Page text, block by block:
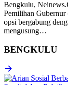
Bengkulu,
Pemilihan Gubernur
opsi bergabung
mengusung…
BENGKULU